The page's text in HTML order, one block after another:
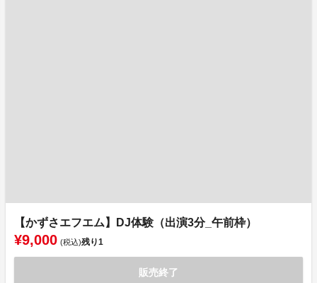
【かずさエフエム】DJ体験（出演3分_午前枠）
¥9,000 (税込)残り1
販売終了